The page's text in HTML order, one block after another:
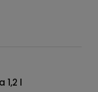
1,2 l